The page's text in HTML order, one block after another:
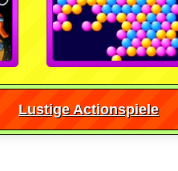
Lustige Actionspiele